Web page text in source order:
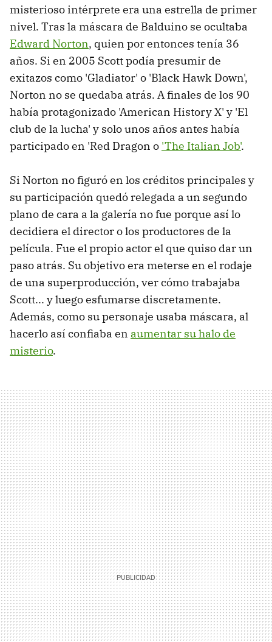
misterioso intérprete era una estrella de primer
nivel. Tras la máscara de Balduino se ocultaba
Edward Norton, quien por entonces tenía 36
años. Si en 2005 Scott podía presumir de
exitazos como 'Gladiator' o 'Black Hawk Down',
Norton no se quedaba atrás. A finales de los 90
había protagonizado 'American History X' y 'El
club de la lucha' y solo unos años antes había
participado en 'Red Dragon o 'The Italian Job'.
Si Norton no figuró en los créditos principales y
su participación quedó relegada a un segundo
plano de cara a la galería no fue porque así lo
decidiera el director o los productores de la
película. Fue el propio actor el que quiso dar un
paso atrás. Su objetivo era meterse en el rodaje
de una superproducción, ver cómo trabajaba
Scott... y luego esfumarse discretamente.
Además, como su personaje usaba máscara, al
hacerlo así confiaba en aumentar su halo de
misterio.